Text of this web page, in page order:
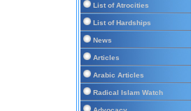
List of Atrocities
List of Hardships
News
Articles
Arabic Articles
Radical Islam Watch